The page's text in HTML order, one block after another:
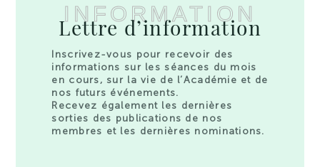
INFORMATION
Lettre d’information
Inscrivez-vous pour recevoir des
informations sur les séances du mois
en cours, sur la vie de l’Académie et de
nos futurs événements.
Recevez également les dernières
sorties des publications de nos
membres et les dernières nominations.